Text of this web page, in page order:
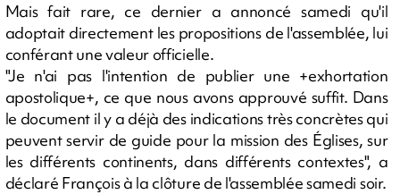
Mais fait rare, ce dernier a annoncé samedi qu'il
adoptait directement les propositions de l'assemblée, lui
conférant une valeur officielle.
"Je n'ai pas l'intention de publier une +exhortation
apostolique+, ce que nous avons approuvé suffit. Dans
le document il y a déjà des indications très concrètes qui
peuvent servir de guide pour la mission des Églises, sur
les différents continents, dans différents contextes", a
déclaré François à la clôture de l'assemblée samedi soir.